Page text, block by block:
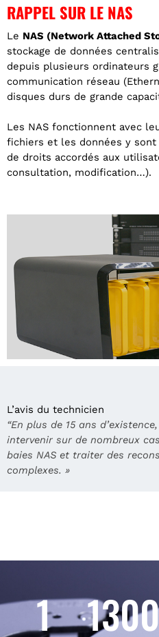
RAPPEL SUR LE NAS
Le NAS (Network Attached
stockage de données
depuis plusieurs ordinateurs
communication réseau
disques durs de grande
Les NAS fonctionnent avec
fichiers et les données y
de droits accordés aux
consultation, modification…).
L’avis du technicien
“En plus de 15 ans
intervenir sur de nombreux
baies NAS et traiter des
complexes. »
1